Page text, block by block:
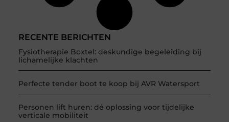
RECENTE BERICHTEN
Fysiotherapie Boxtel: deskundige begeleiding bij
lichamelijke klachten
Perfecte tender boot te koop bij AVR Watersport
Personen lift huren: dé oplossing voor tijdelijke
verticale mobiliteit